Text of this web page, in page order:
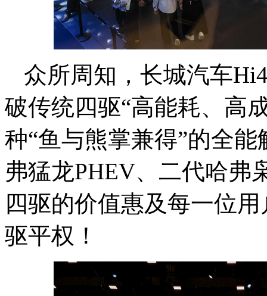
众所周知，长城汽车
破传统四驱“高能耗、高
种“鱼与熊掌兼得”的全
弗猛龙PHEV、二代哈弗
四驱的价值惠及每一位
驱平权！